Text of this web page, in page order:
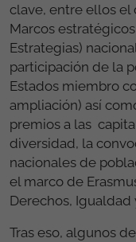
clave, entre ellos el
Marcos
Estrategias)
participación de la
Estados miembro
ampliación) así
premios a las
diversidad, la
nacionales de
el marco de
Derechos, Igualdad
Tras eso, algunos